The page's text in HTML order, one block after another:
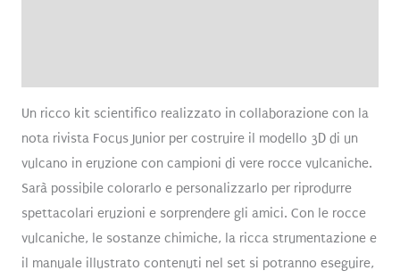
Un ricco kit scientifico realizzato in collaborazione con la
nota rivista Focus Junior per costruire il modello 3D di un
vulcano in eruzione con campioni di vere rocce vulcaniche.
Sarà possibile colorarlo e personalizzarlo per riprodurre
spettacolari eruzioni e sorprendere gli amici. Con le rocce
vulcaniche, le sostanze chimiche, la ricca strumentazione e
il manuale illustrato contenuti nel set si potranno eseguire,